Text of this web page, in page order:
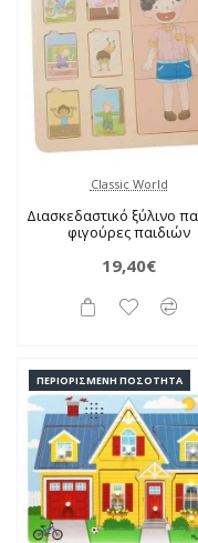
Classic World
Διασκεδαστικό ξύλινο
φιγούρες παιδιών
19,40€
ΠΕΡΙΟΡΙΣΜΈΝΗ ΠΟΣΌΤΗΤΑ